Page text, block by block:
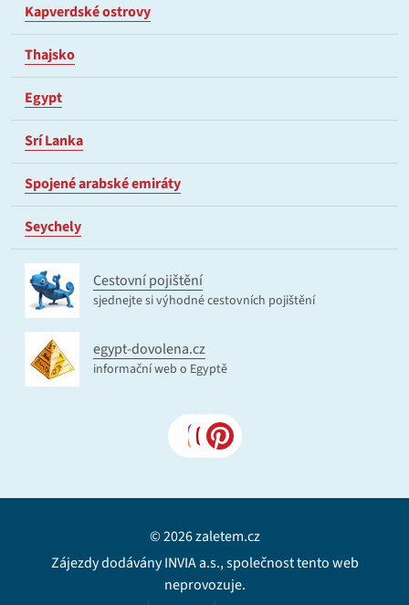
Kapverdské ostrovy
Thajsko
Egypt
Srí Lanka
Spojené arabské emiráty
Seychely
Cestovní pojištění
sjednejte si výhodné cestovních pojištění
egypt-dovolena.cz
informační web o Egyptě
© 2026 zaletem.cz
Zájezdy dodávány INVIA a.s., společnost tento web
neprovozuje.